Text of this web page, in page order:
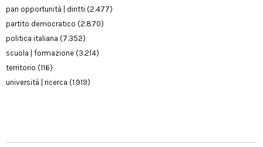
pari opportunità | diritti (2.477)
partito democratico (2.870)
politica italiana (7.352)
scuola | formazione (3.214)
territorio (116)
università | ricerca (1.919)